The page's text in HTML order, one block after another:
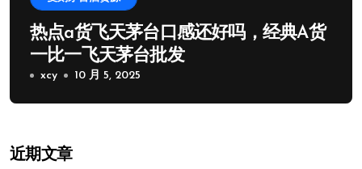
热点a货飞天茅台口感还好吗，经典A货
一比一飞天茅台批发
xcy 10 月 5, 2025
近期文章